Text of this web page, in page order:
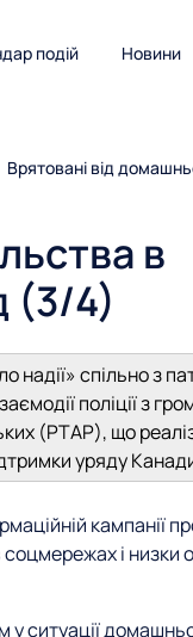
подій Новини
Врятовані від
в
(3/4)
надії» спільно з
поліції з
(PTAP), що
уряду
кампанії
і низки
у ситуації